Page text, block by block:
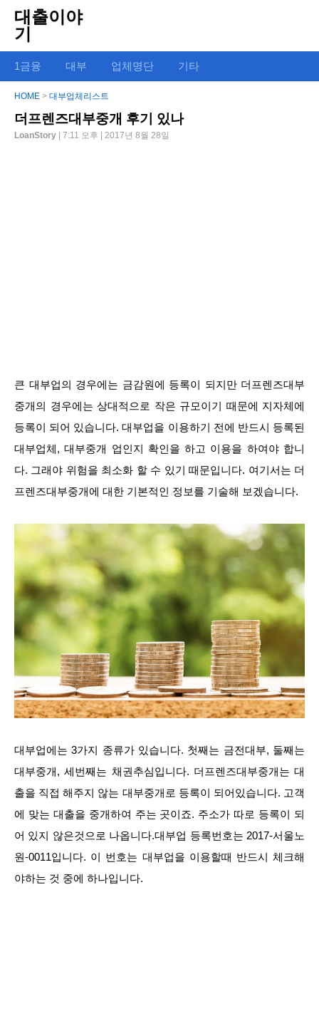
대출이야
기
1금융 대부 업체명단 기타
HOME > 대부업체리스트
더프렌즈대부중개 후기 있나
LoanStory | 7:11 오후 | 2017년 8월 28일
큰 대부업의 경우에는 금감원에 등록이 되지만 더프렌즈대부
중개의 경우에는 상대적으로 작은 규모이기 때문에 지자체에
등록이 되어 있습니다. 대부업을 이용하기 전에 반드시 등록된
대부업체, 대부중개 업인지 확인을 하고 이용을 하여야 합니
다. 그래야 위험을 최소화 할 수 있기 때문입니다. 여기서는 더
프렌즈대부중개에 대한 기본적인 정보를 기술해 보겠습니다.
대부업에는 3가지 종류가 있습니다. 첫째는 금전대부, 둘째는
대부중개, 세번째는 채권추심입니다. 더프렌즈대부중개는 대
출을 직접 해주지 않는 대부중개로 등록이 되어있습니다. 고객
에 맞는 대출을 중개하여 주는 곳이죠. 주소가 따로 등록이 되
어 있지 않은것으로 나옵니다.대부업 등록번호는 2017-서울노
원-0011입니다. 이 번호는 대부업을 이용할때 반드시 체크해
야하는 것 중에 하나입니다.